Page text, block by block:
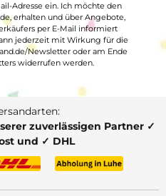
Adresse ein. Ich möchte den
erhalten und über Angebote,
per E-Mail informiert
jederzeit mit Wirkung für die
Newsletter oder am Ende
widerrufen werden.
zuverlässigen Partner ✓
und ✓ DHL